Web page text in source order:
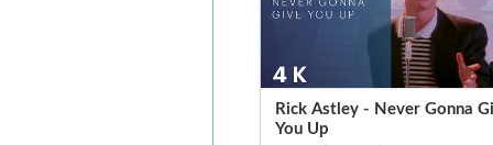
Rick Astley - Never Gonna
You Up